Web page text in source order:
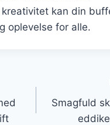
kan din
oplevelse for alle.
Smagfuld